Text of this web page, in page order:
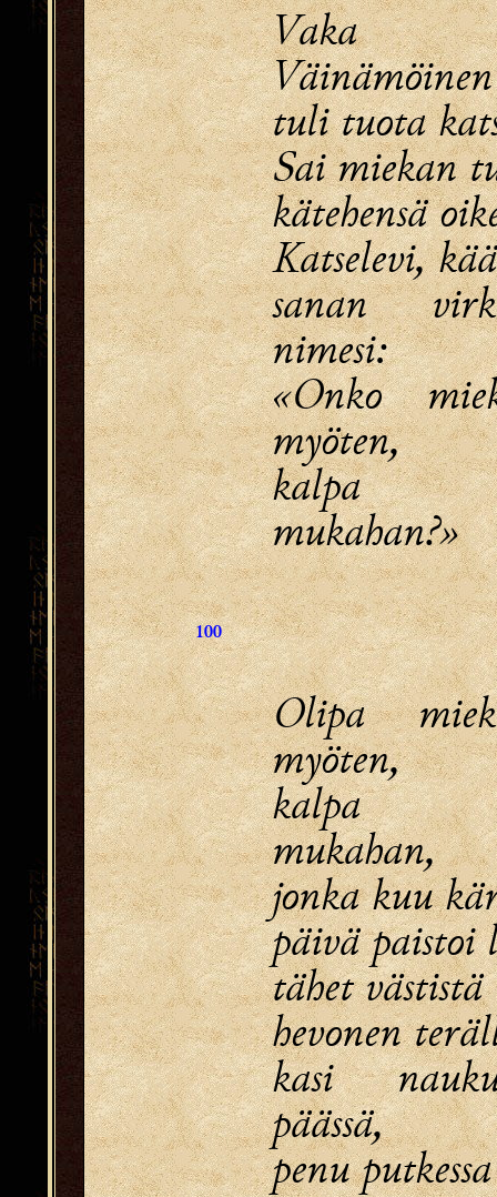
100
Vaka
Väinämöinen
tuli tuota
Sai miekan
kätehensä
Katselevi,
sanan
nimesi:
«Onko
myöten,
kalpa
mukahan?»
Olipa
myöten,
kalpa
mukahan,
jonka kuu
päivä paistoi
tähet
hevonen
kasi
päässä,
penu